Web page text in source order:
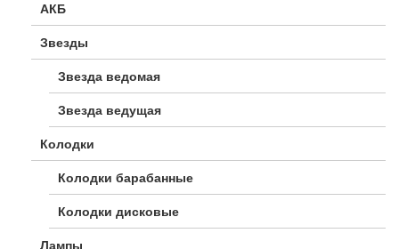
АКБ
Звезды
Звезда ведомая
Звезда ведущая
Колодки
Колодки барабанные
Колодки дисковые
Лампы